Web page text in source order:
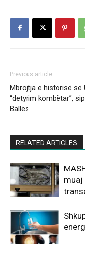
Previous article
Mbrojtja e historisë së
“detyrim kombëtar”,
Ballës
RELATED ARTICLES
muaj